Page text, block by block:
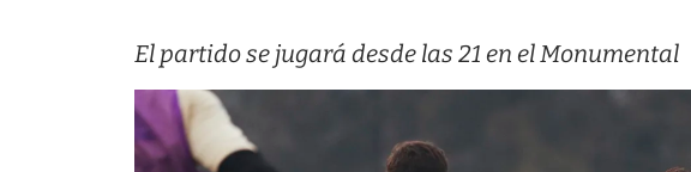
El partido se jugará desde las 21 en el Monumental